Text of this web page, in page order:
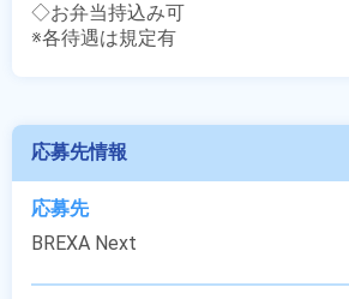
◇お弁当持込み可
※各待遇は規定有
応募先情報
応募先
BREXA Next